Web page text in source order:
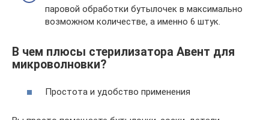
паровой обработки бутылочек в максимально
возможном количестве, а именно 6 штук.
В чем плюсы стерилизатора Авент для
микроволновки?
Простота и удобство применения